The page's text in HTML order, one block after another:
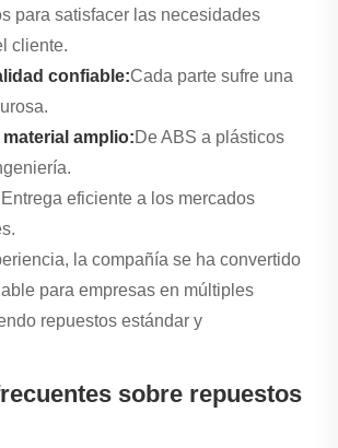
para satisfacer las necesidades
cliente.
confiable:Cada parte sufre una
amplio:De ABS a plásticos
Entrega eficiente a los mercados
la compañía se ha convertido
para empresas en múltiples
repuestos estándar y
sobre repuestos